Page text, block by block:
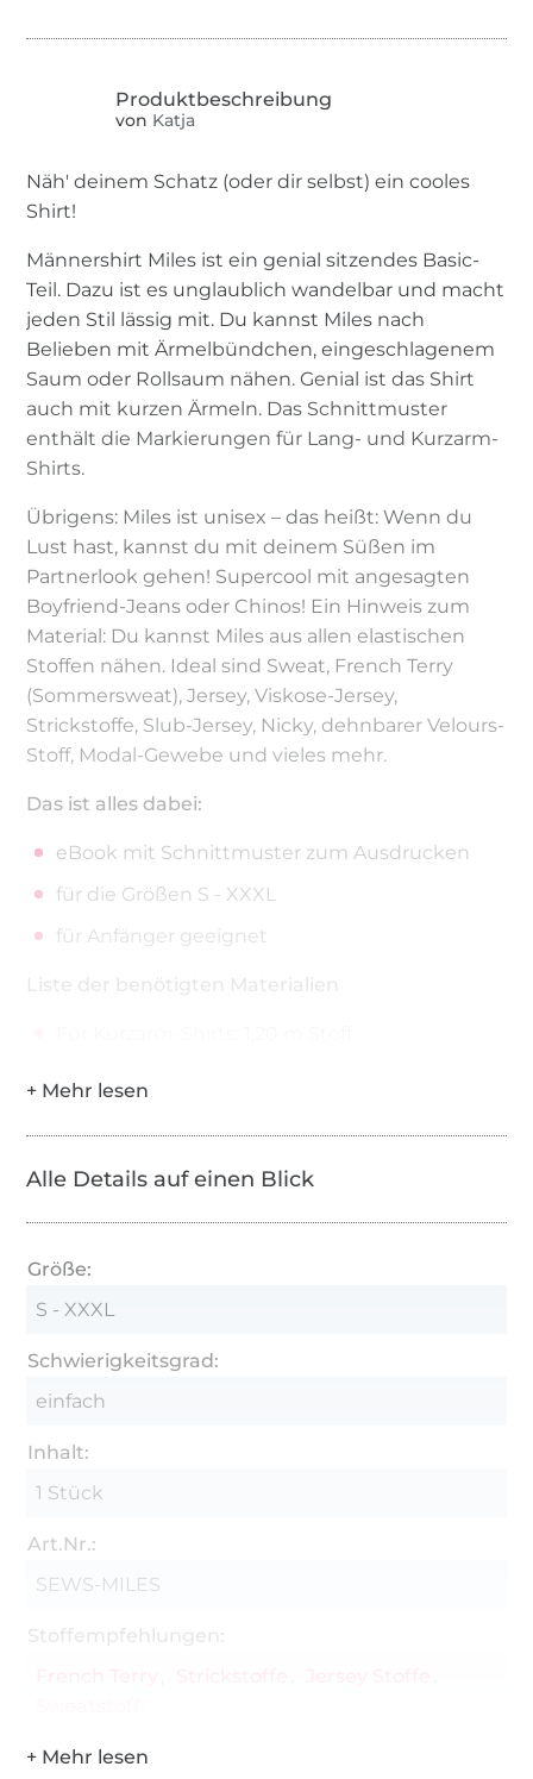
von Katja
Näh' deinem Schatz (oder dir selbst) ein cooles
Shirt!
Männershirt Miles ist ein genial sitzendes Basic-
Teil. Dazu ist es unglaublich wandelbar und macht
jeden Stil lässig mit. Du kannst Miles nach
Belieben mit Ärmelbündchen, eingeschlagenem
Saum oder Rollsaum nähen. Genial ist das Shirt
auch mit kurzen Ärmeln. Das Schnittmuster
enthält die Markierungen für Lang- und Kurzarm-
Shirts.
Übrigens: Miles ist unisex – das heißt: Wenn du
Lust hast, kannst du mit deinem Süßen im
Partnerlook gehen! Supercool mit angesagten
Boyfriend-Jeans oder Chinos! Ein Hinweis zum
Material: Du kannst Miles aus allen elastischen
Stoffen nähen. Ideal sind Sweat, French Terry
(Sommersweat), Jersey, Viskose-Jersey,
Strickstoffe, Slub-Jersey, Nicky, dehnbarer Velours-
Stoff, Modal-Gewebe und vieles mehr.
Das ist alles dabei:
eBook mit Schnittmuster zum Ausdrucken
für die Größen S - XXXL
für Anfänger geeignet
Liste der benötigten Materialien
Alle Details auf einen Blick
Größe:
S - XXXL
Schwierigkeitsgrad:
einfach
Inhalt:
1 Stück
Art.Nr.:
SEWS-MILES
Stoffempfehlungen: